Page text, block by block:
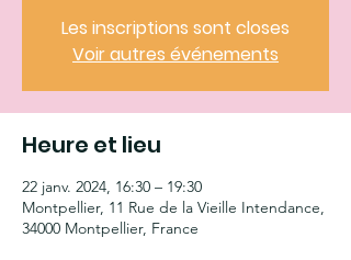
Les inscriptions sont closes
Voir autres événements
Heure et lieu
22 janv. 2024, 16:30 – 19:30
Montpellier, 11 Rue de la Vieille Intendance,
34000 Montpellier, France